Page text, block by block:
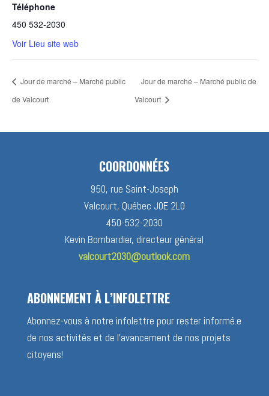
Téléphone
450 532-2030
Voir Lieu site web
Jour de marché – Marché public
de Valcourt
Jour de marché – Marché public de
Valcourt
COORDONNÉES
950, rue Saint-Joseph
Valcourt, Québec J0E 2L0
450-532-2030
Kevin Bombardier, directeur général
valcourt2030@outlook.com
ABONNEMENT À L’INFOLETTRE
Abonnez-vous à notre infolettre pour rester informé.e
de nos activités et de l’avancement de nos projets
citoyens!